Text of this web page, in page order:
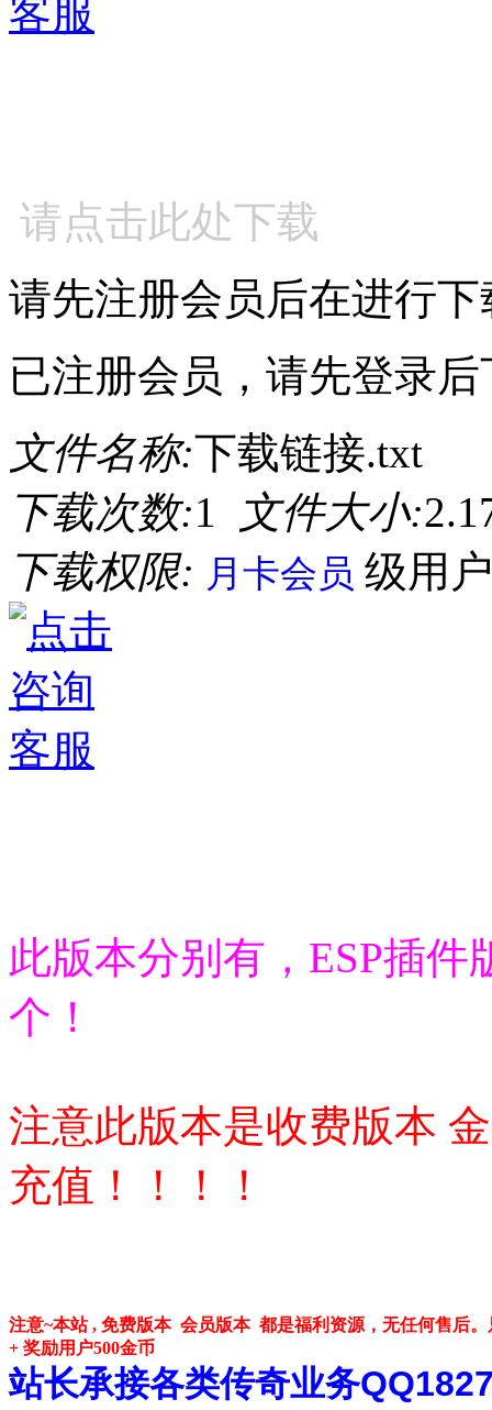
请点击此处下载
请先注册会员后在进行下
已注册会员，请先登录后
文件名称:下载链接.txt
下载次数:1 文件大小:
下载权限: 月卡会员 级用
此版本分别有，ESP插
个！
注意此版本是收费版本
充值！！！！
注意~本站 , 免费版本 会员版本 都是福利资源，无任何售后
+ 奖励用户500金币
站长承接各类传奇业务